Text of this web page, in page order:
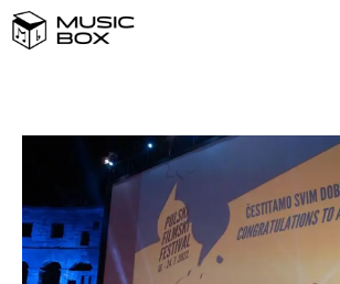
NASLOVNICA
DOMAĆA GLAZBA
STRANA GLAZBA